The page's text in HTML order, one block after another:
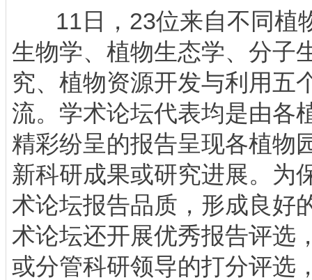
11日，23位来自不同植
生物学、植物生态学、分子
究、植物资源开发与利用五
流。学术论坛代表均是由各
精彩纷呈的报告呈现各植物
新科研成果或研究进展。为
术论坛报告品质，形成良好
术论坛还开展优秀报告评选
或分管科研领导的打分评选